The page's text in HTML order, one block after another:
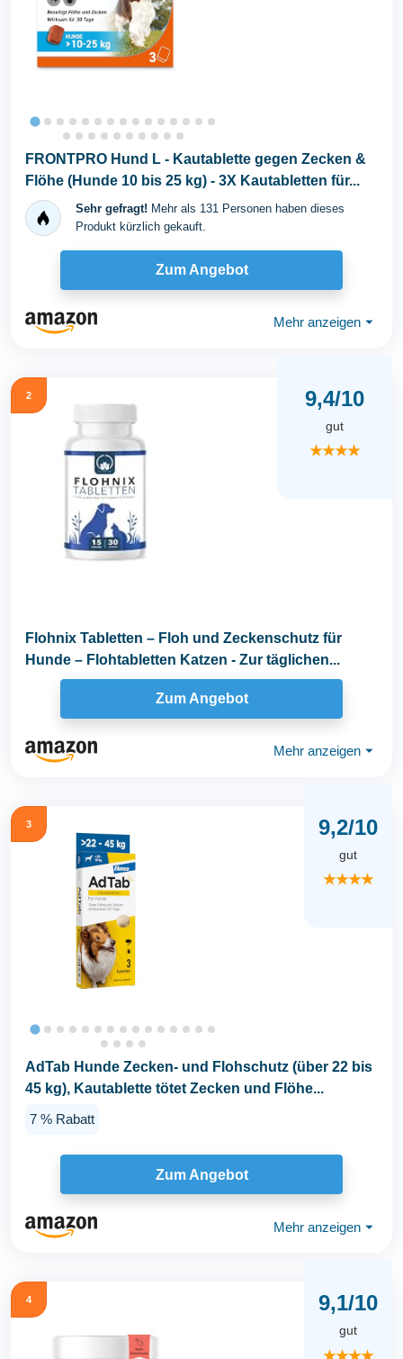
FRONTPRO Hund L - Kautablette gegen Zecken &
Flöhe (Hunde 10 bis 25 kg) - 3X Kautabletten für...
Sehr gefragt! Mehr als 131 Personen haben dieses
Produkt kürzlich gekauft.
Zum Angebot
Mehr anzeigen ⏷
2 9,4/10
gut
★★★★
Flohnix Tabletten – Floh und Zeckenschutz für
Hunde – Flohtabletten Katzen - Zur täglichen...
Zum Angebot
Mehr anzeigen ⏷
3 9,2/10
gut
★★★★
AdTab Hunde Zecken- und Flohschutz (über 22 bis
45 kg), Kautablette tötet Zecken und Flöhe...
7 % Rabatt
Zum Angebot
Mehr anzeigen ⏷
4 9,1/10
gut
★★★★